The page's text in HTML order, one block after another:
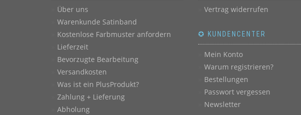
Über uns
Warenkunde Satinband
Kostenlose Farbmuster anfordern
Lieferzeit
Bevorzugte Bearbeitung
Versandkosten
Was ist ein PlusProdukt?
Zahlung + Lieferung
Abholung
Vertrag widerrufen
✪ KUNDENCENTER
Mein Konto
Warum registrieren?
Bestellungen
Passwort vergessen
Newsletter